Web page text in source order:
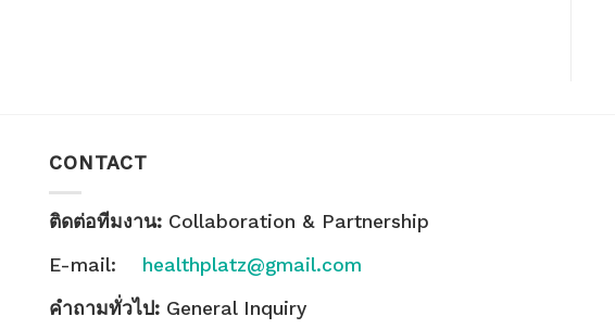
CONTACT
ติดต่อทีมงาน: Collaboration & Partnership
E-mail: healthplatz@gmail.com
คำถามทั่วไป: General Inquiry